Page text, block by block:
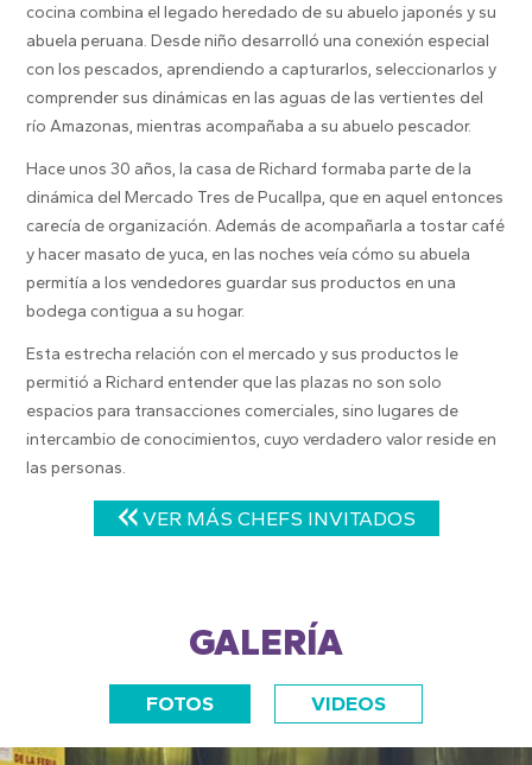
cocina combina el legado heredado de su abuelo japonés y su
abuela peruana. Desde niño desarrolló una conexión especial
con los pescados, aprendiendo a capturarlos, seleccionarlos y
comprender sus dinámicas en las aguas de las vertientes del
río Amazonas, mientras acompañaba a su abuelo pescador.
Hace unos 30 años, la casa de Richard formaba parte de la
dinámica del Mercado Tres de Pucallpa, que en aquel entonces
carecía de organización. Además de acompañarla a tostar café
y hacer masato de yuca, en las noches veía cómo su abuela
permitía a los vendedores guardar sus productos en una
bodega contigua a su hogar.
Esta estrecha relación con el mercado y sus productos le
permitió a Richard entender que las plazas no son solo
espacios para transacciones comerciales, sino lugares de
intercambio de conocimientos, cuyo verdadero valor reside en
las personas.
VER MÁS CHEFS INVITADOS
GALERÍA
FOTOS VIDEOS